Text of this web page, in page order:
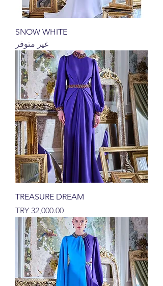
SNOW WHITE
غير متوفر
TREASURE DREAM
السعر